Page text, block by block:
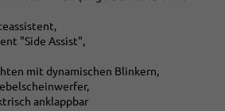
"Side Assist",
mit dynamischen Blinkern,
anklappbar